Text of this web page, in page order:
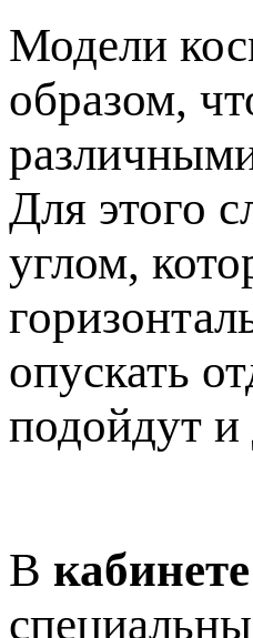
Модели
образом,
Для этого
углом,
опускать
подойдут и
В